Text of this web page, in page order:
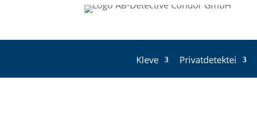
Kleve Privatdetektei